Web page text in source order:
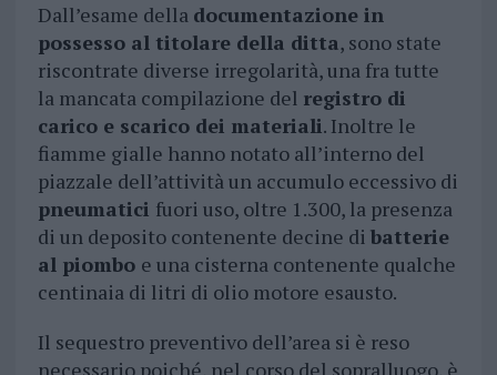
Dall’esame della documentazione in
possesso al titolare della ditta, sono state
riscontrate diverse irregolarità, una fra tutte
la mancata compilazione del registro di
carico e scarico dei materiali. Inoltre le
fiamme gialle hanno notato all’interno del
piazzale dell’attività un accumulo eccessivo di
pneumatici fuori uso, oltre 1.300, la presenza
di un deposito contenente decine di batterie
al piombo e una cisterna contenente qualche
centinaia di litri di olio motore esausto.
Il sequestro preventivo dell’area si è reso